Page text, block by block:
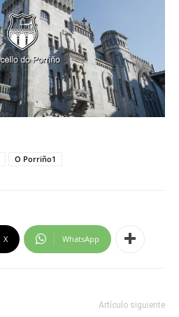
O Porriño1
X WhatsApp
Artículo siguiente